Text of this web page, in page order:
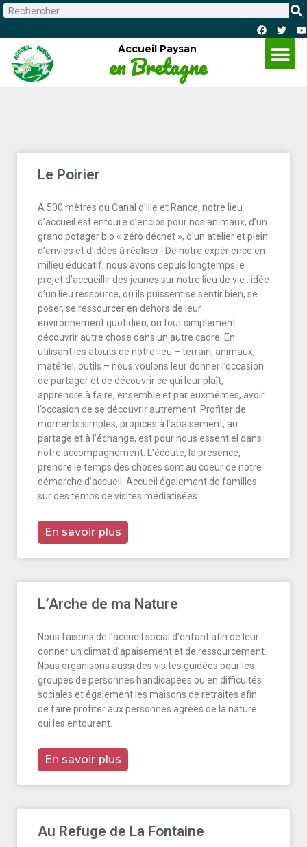
Accueil Paysan
en Bretagne
Le Poirier
A 500 mètres du Canal d’Ille et Rance, notre lieu
d’accueil est entouré d’enclos pour nos animaux, d’un
grand potager bio « zéro déchet », d’un atelier et plein
d’envies et d’idées à réaliser ! De notre expérience en
milieu éducatif, nous avons depuis longtemps le
projet d’accueillir des jeunes sur notre lieu de vie : idée
d’un lieu ressource, où ils puissent se sentir bien, se
poser, se ressourcer en dehors de leur
environnement quotidien, ou tout simplement
découvrir autre chose dans un autre cadre. En
utilisant les atouts de notre lieu – terrain, animaux,
matériel, outils – nous voulons leur donner l’occasion
de partager et de découvrir ce qui leur plaît,
apprendre à faire, ensemble et par euxmêmes, avoir
l’occasion de se découvrir autrement. Profiter de
moments simples, propices à l’apaisement, au
partage et à l’échange, est pour nous essentiel dans
notre accompagnement. L’écoute, la présence,
prendre le temps des choses sont au coeur de notre
démarche d’accueil. Accueil également de familles
sur des temps de visites médiatisées.
En savoir plus
L’Arche de ma Nature
Nous faisons de l’accueil social d’enfant afin de leur
donner un climat d’apaisement et de ressourcement.
Nous organisons aussi des visites guidées pour les
groupes de personnes handicapées ou en difficultés
sociales et également les maisons de retraites afin
de faire profiter aux personnes agrées de la nature
qui les entourent.
En savoir plus
Au Refuge de La Fontaine